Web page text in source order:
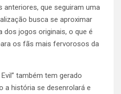
anteriores, que seguiram uma
busca se aproximar
dos jogos originais, o que é
os fãs mais fervorosos da
também tem gerado
a história se desenrolará e